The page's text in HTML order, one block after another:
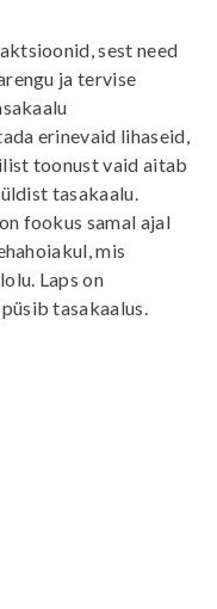
sest need
ja tervise
erinevaid lihaseid,
toonust vaid aitab
tasakaalu.
fookus samal ajal
mis
Laps on
tasakaalus.